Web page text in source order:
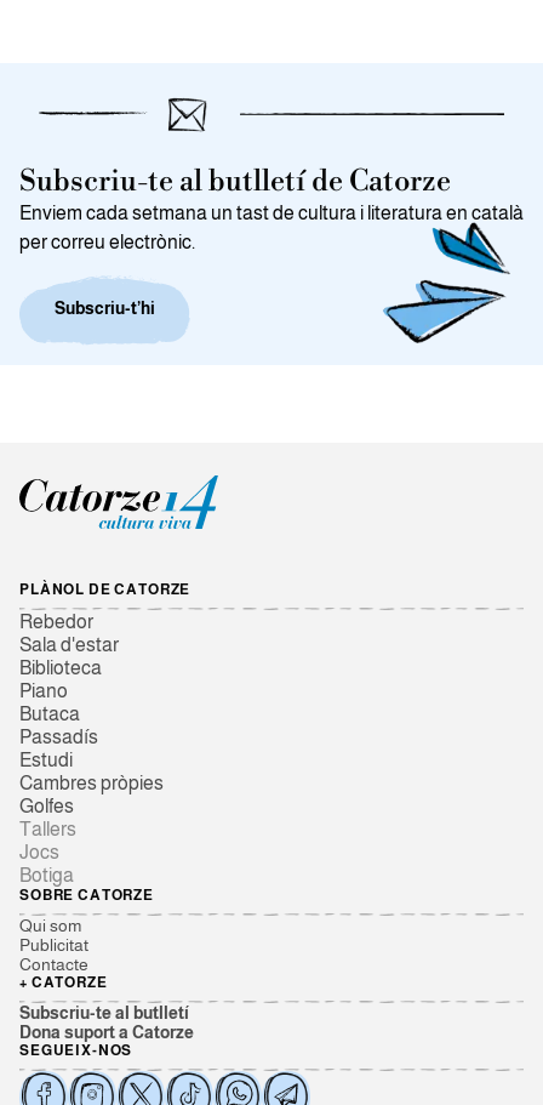
Subscriu-te al butlletí de Catorze
Enviem cada setmana un tast de cultura i literatura en català
per correu electrònic.
Subscriu-t’hi
PLÀNOL DE CATORZE
Rebedor
Sala d'estar
Biblioteca
Piano
Butaca
Passadís
Estudi
Cambres pròpies
Golfes
Tallers
Jocs
Botiga
SOBRE CATORZE
Qui som
Publicitat
Contacte
+ CATORZE
Subscriu-te al butlletí
Dona suport a Catorze
SEGUEIX-NOS